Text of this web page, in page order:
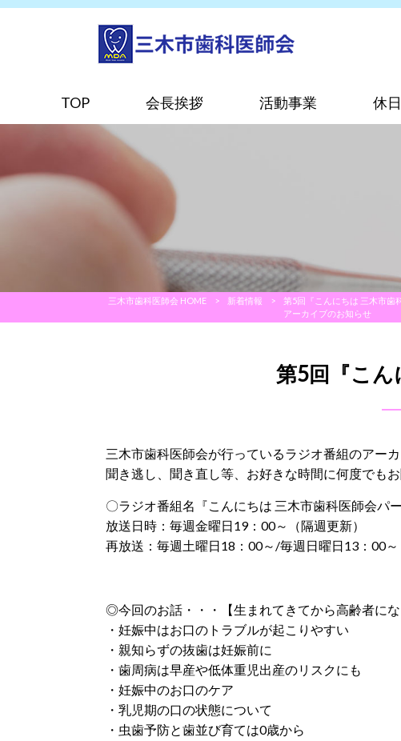
TOP 会長挨拶 活動事業 休
三木市歯科医師会 HOME > 新着情報 >
第5回『こんにちは 三木市歯
アーカイブのお知らせ
第5回『こん
三木市歯科医師会が行っているラジオ番組のアー
聞き逃し、聞き直し等、お好きな時間に何度でもお
〇ラジオ番組名『こんにちは 三木市歯科医師会パ
放送日時：毎週金曜日19：00～（隔週更新）
再放送：毎週土曜日18：00～/毎週日曜日13：00～
◎今回のお話・・・【生まれてきてから高齢者に
・妊娠中はお口のトラブルが起こりやすい
・親知らずの抜歯は妊娠前に
・歯周病は早産や低体重児出産のリスクにも
・妊娠中のお口のケア
・乳児期の口の状態について
・虫歯予防と歯並び育ては0歳から